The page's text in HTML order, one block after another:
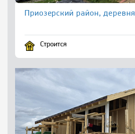
Приозерский район,
Строится